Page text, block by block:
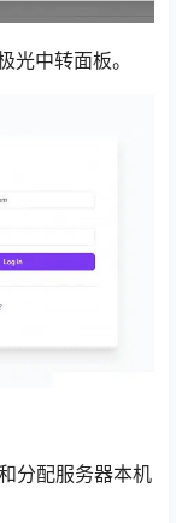
中转面板。
分配服务器本机